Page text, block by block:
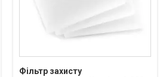
Фільтр захисту